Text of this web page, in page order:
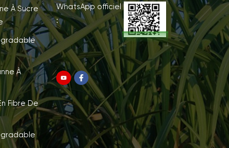
À Sucre
À
Fibre De
WhatsApp officiel
: